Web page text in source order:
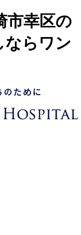
市幸区の
ならワン